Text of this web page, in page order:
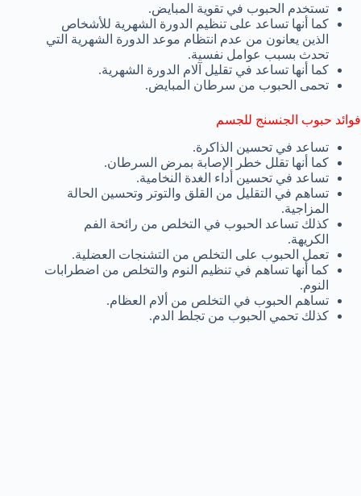
تستخدم الحبوب في تقوية المبايض.
كما أنها تساعد على تنظيم الدورة الشهرية للأشخاص
الذين يعانون من عدم انتظام موعد الدورة الشهرية التي
تحدث بسبب عوامل نفسية.
كما أنها تساعد في تقليل آلام الدورة الشهرية.
تحمى الحبوب من سرطان المبايض.
فوائد حبوب الجنسنج للجسم
تساعد في تحسين الذاكرة.
كما أنها تقلل خطر الإصابة بمرض السرطان.
تساعد في تحسين أداء الغدة النخامية.
تساهم في التقليل من القلق والتوتر وتحسين الحالة
المزاجية.
كذلك تساعد الحبوب في التخلص من رائحة الفم
الكريهة.
تعمل الحبوب على التخلص من التشنجات العضلية.
كما أنها تساهم في تنظيم النوم والتخلص من اضطرابات
النوم.
تساهم الحبوب في التخلص من ألام العظام.
كذلك تحمي الحبوب من تجلط الدم.